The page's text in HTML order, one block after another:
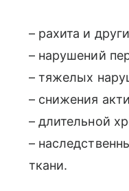
– рахита и
– нарушений
– тяжелых
– снижения
– длительной
–
ткани.